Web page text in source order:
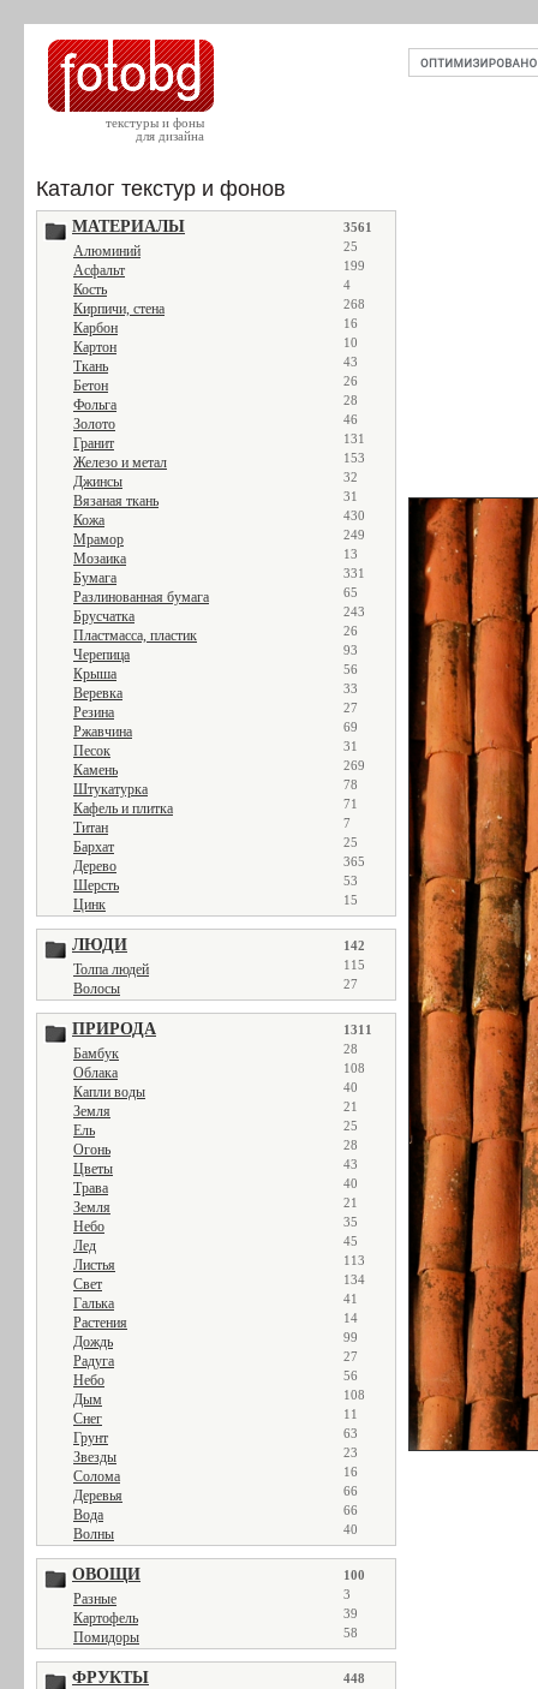
текстуры и фоны
для дизайна
Каталог текстур и фонов
МАТЕРИАЛЫ 3561
Алюминий 25
Асфальт 199
Кость 4
Кирпичи, стена 268
Карбон 16
Картон 10
Ткань 43
Бетон 26
Фольга 28
Золото 46
Гранит 131
Железо и метал 153
Джинсы 32
Вязаная ткань 31
Кожа 430
Мрамор 249
Мозаика 13
Бумага 331
Разлинованная бумага 65
Брусчатка 243
Пластмасса, пластик 26
Черепица 93
Крыша 56
Веревка 33
Резина 27
Ржавчина 69
Песок 31
Камень 269
Штукатурка 78
Кафель и плитка 71
Титан 7
Бархат 25
Дерево 365
Шерсть 53
Цинк 15
ЛЮДИ 142
Толпа людей 115
Волосы 27
ПРИРОДА 1311
Бамбук 28
Облака 108
Капли воды 40
Земля 21
Ель 25
Огонь 28
Цветы 43
Трава 40
Земля 21
Небо 35
Лед 45
Листья 113
Свет 134
Галька 41
Растения 14
Дождь 99
Радуга 27
Небо 56
Дым 108
Снег 11
Грунт 63
Звезды 23
Солома 16
Деревья 66
Вода 66
Волны 40
ОВОЩИ 100
Разные 3
Картофель 39
Помидоры 58
ФРУКТЫ 448